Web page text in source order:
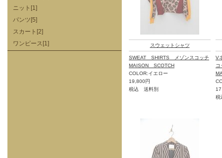
スウェットシャツ
SWEAT SHIRTS メゾンスコッチ
MAISON SCOTCH
COLOR:イエロー
19,800円
税込 送料別
V
コ
税
ニット[1]
パンツ[5]
スカート[2]
ワンピース[1]